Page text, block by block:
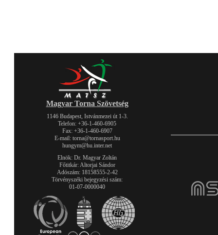
Magyar Torna Szövetség
1146 Budapest, Istvánmezei út 1-3.
Telefon: +36-1-460-6905
Fax: +36-1-460-6907
E-mail: torna@tornasport.hu
hungym@hu.inter.net
Elnök: Dr. Magyar Zoltán
Főtitkár: Altorjai Sándor
Adószám: 18158555-2-42
Törvényszéki bejegyzési szám:
01-07-0000040